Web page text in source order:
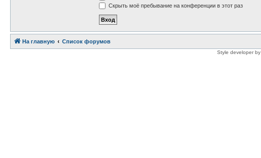
Скрыть моё пребывание на конференции в этот раз
На главную Список форумов
Style developer by